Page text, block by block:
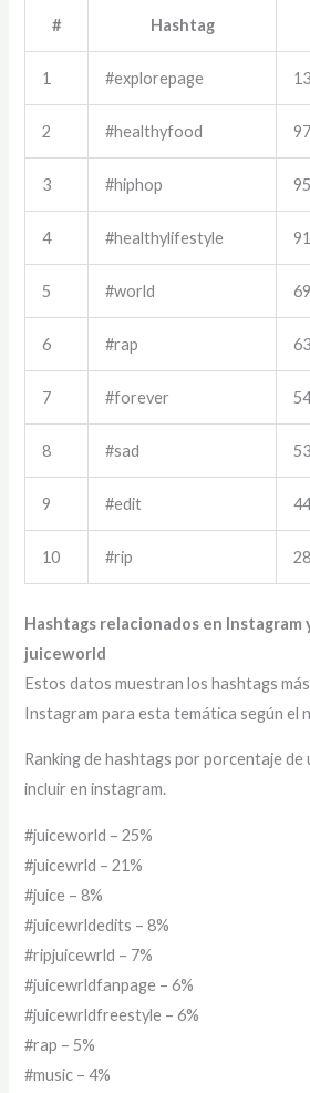
# Hashtag
1 #explorepage
2 #healthyfood
3 #hiphop
4 #healthylifestyle
5 #world
6 #rap
7 #forever
8 #sad
9 #edit
10 #rip
Hashtags relacionados en Instagram
juiceworld
Estos datos muestran los hashtags
Instagram para esta temática según el
Ranking de hashtags por porcentaje de
incluir en instagram.
#juiceworld – 25%
#juicewrld – 21%
#juice – 8%
#juicewrldedits – 8%
#ripjuicewrld – 7%
#juicewrldfanpage – 6%
#juicewrldfreestyle – 6%
#rap – 5%
#music – 4%